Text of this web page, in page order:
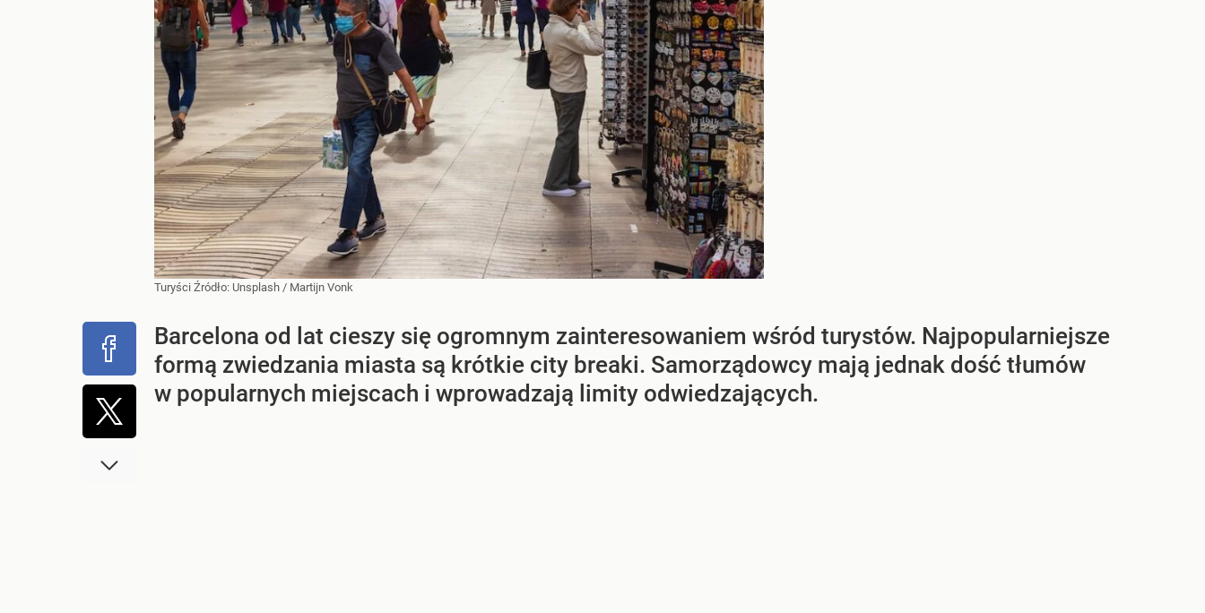
Turyści Źródło: Unsplash / Martijn Vonk
Barcelona od lat cieszy się ogromnym zainteresowaniem wśród turystów. Najpopularniejsze
formą zwiedzania miasta są krótkie city breaki. Samorządowcy mają jednak dość tłumów
w popularnych miejscach i wprowadzają limity odwiedzających.